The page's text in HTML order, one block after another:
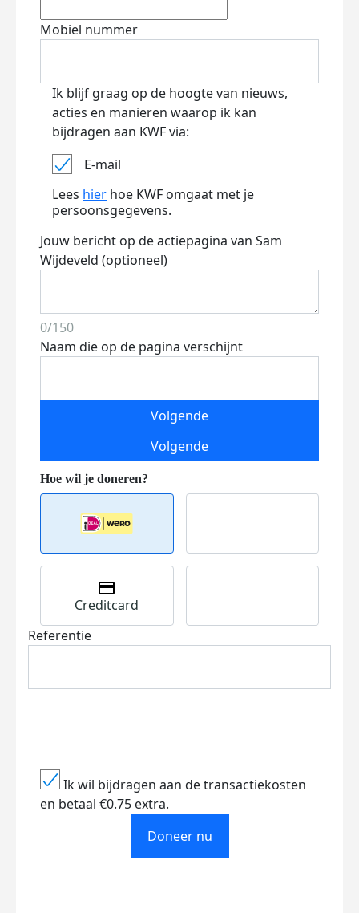
Mobiel nummer
Ik blijf graag op de hoogte van nieuws,
acties en manieren waarop ik kan
bijdragen aan KWF via:
E-mail
Lees hier hoe KWF omgaat met je
persoonsgegevens.
Jouw bericht op de actiepagina van Sam
Wijdeveld (optioneel)
0/150
Naam die op de pagina verschijnt
Volgende
Volgende
Creditcard
Referentie
Ik wil bijdragen aan de transactiekosten
en betaal €0.75 extra.
Doneer nu